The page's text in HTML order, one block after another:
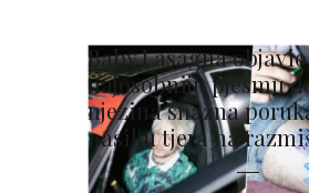
Baby Lasagna objavio
najosobniju pjesmu
njezina snažna
nasilju tjera na